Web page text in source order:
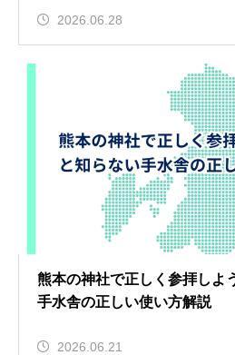
2026.06.28
熊本の神社で正しく参拝しよ
手水舎の正しい使い方解説
2026.06.21